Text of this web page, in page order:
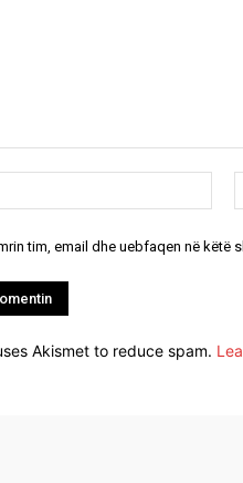
tim, email dhe uebfaqen në këtë
Akismet to reduce spam.